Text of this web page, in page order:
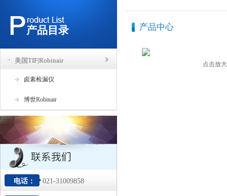
产品目录
美国TIF|Robinair
卤素检漏仪
博世Robinair
电话： 021-31009858
产品中心
点击放大